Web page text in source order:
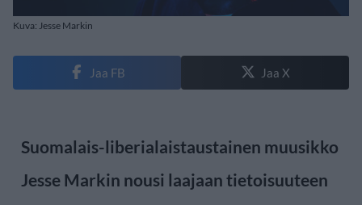
Kuva: Jesse Markin
Jaa FB Jaa X
Suomalais-liberialaistaustainen muusikko
Jesse Markin nousi laajaan tietoisuuteen